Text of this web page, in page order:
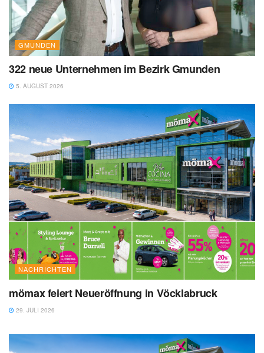
GMUNDEN
322 neue Unternehmen im Bezirk Gmunden
5. AUGUST 2026
NACHRICHTEN
mömax feiert Neueröffnung in Vöcklabruck
29. JULI 2026